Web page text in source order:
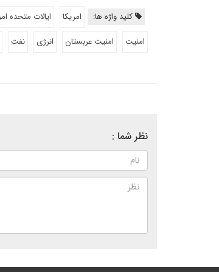
کلید واژه ها: امریکا ایالات متحده
امنیت
امنیت عربستان انرژی نفت
نظر شما :